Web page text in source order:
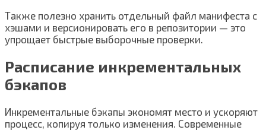
Также полезно хранить отдельный файл манифеста с
хэшами и версионировать его в репозитории — это
упрощает быстрые выборочные проверки.
Расписание инкрементальных
бэкапов
Инкрементальные бэкапы экономят место и ускоряют
процесс, копируя только изменения. Современные